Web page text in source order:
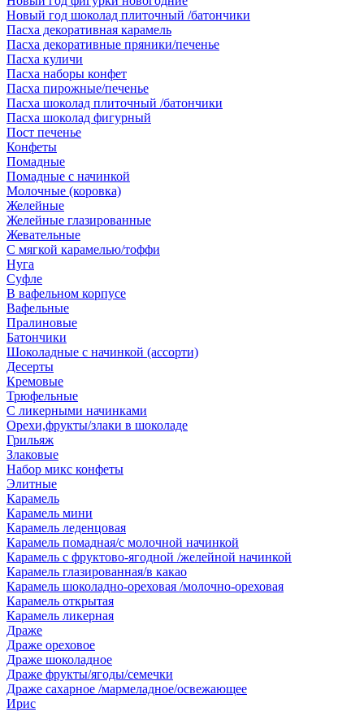
Новый год шоколад плиточный /батончики
Пасха декоративная карамель
Пасха декоративные пряники/печенье
Пасха куличи
Пасха наборы конфет
Пасха пирожные/печенье
Пасха шоколад плиточный /батончики
Пасха шоколад фигурный
Пост печенье
Конфеты
Помадные
Помадные с начинкой
Молочные (коровка)
Желейные
Желейные глазированные
Жевательные
С мягкой карамелью/тоффи
Нуга
Суфле
В вафельном корпусе
Вафельные
Пралиновые
Батончики
Шоколадные с начинкой (ассорти)
Десерты
Кремовые
Трюфельные
С ликерными начинками
Орехи,фрукты/злаки в шоколаде
Грильяж
Злаковые
Набор микс конфеты
Элитные
Карамель
Карамель мини
Карамель леденцовая
Карамель помадная/с молочной начинкой
Карамель с фруктово-ягодной /желейной начинкой
Карамель глазированная/в какао
Карамель шоколадно-ореховая /молочно-ореховая
Карамель открытая
Карамель ликерная
Драже
Драже ореховое
Драже шоколадное
Драже фрукты/ягоды/семечки
Драже сахарное /мармеладное/освежающее
Ирис